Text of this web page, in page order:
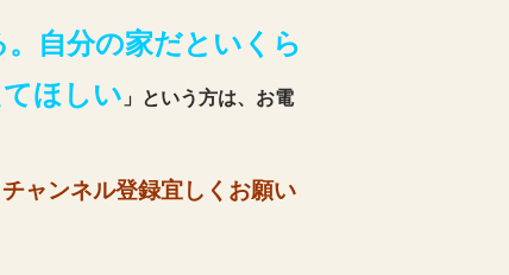
自分の家だといくら
ほしい 」という方は、お電
ャンネル登録宜しくお願い